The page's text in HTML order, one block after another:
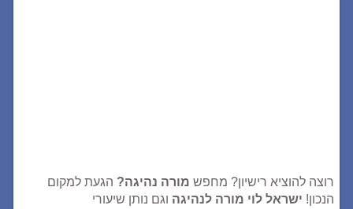
רוצה להוציא רישיון? מחפש מורה נהיגה? הגעת למקום
הנכון! ישראל לוי מורה לנהיגה וגם נותן שיעורי